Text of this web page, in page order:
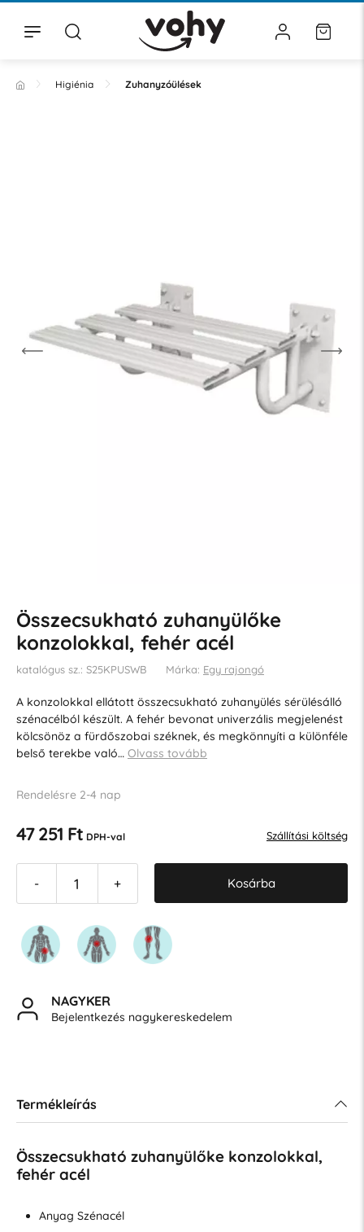
Higiénia Zuhanyzóülések
Összecsukható zuhanyülőke
konzolokkal, fehér acél
katalógus sz.: S25KPUSWB Márka: Egy rajongó
A konzolokkal ellátott összecsukható zuhanyülés sérülésálló
szénacélból készült. A fehér bevonat univerzális megjelenést
kölcsönöz a fürdőszobai széknek, és megkönnyíti a különféle
belső terekbe való… Olvass tovább
Rendelésre 2-4 nap
47 251 Ft DPH-val Szállítási költség
- + Kosárba
NAGYKER
Bejelentkezés nagykereskedelem
Termékleírás
Összecsukható zuhanyülőke konzolokkal,
fehér acél
Anyag Szénacél